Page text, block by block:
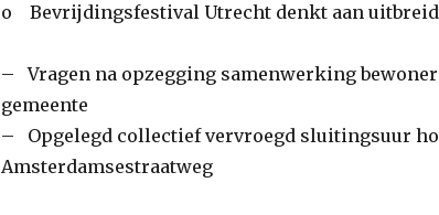
o Bevrijdingsfestival Utrecht denkt aan
– Vragen na opzegging samenwerking
gemeente
– Opgelegd collectief vervroegd sluitingsuur
Amsterdamsestraatweg